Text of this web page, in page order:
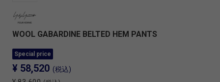
WOOL GABARDINE BELTED HEM PANTS
Special price
¥ 58,520 (税込)